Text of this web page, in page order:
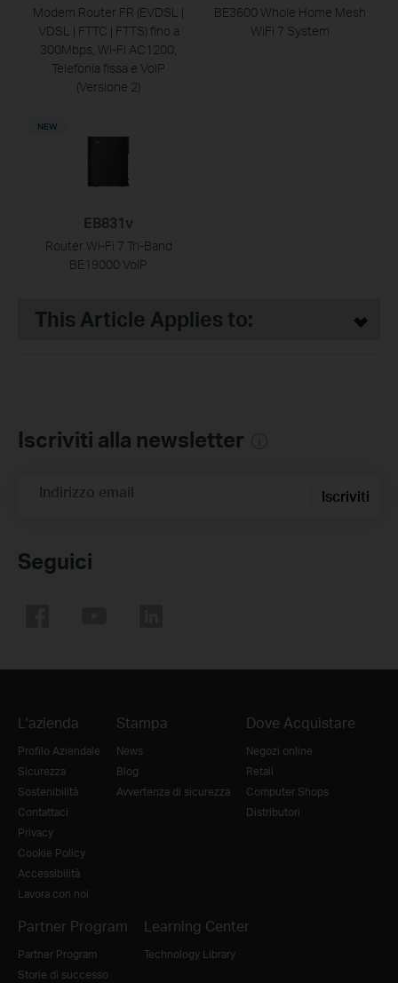
Modem Router FR (EVDSL |
VDSL | FTTC | FTTS) fino a
300Mbps, Wi-Fi AC1200,
Telefonia fissa e VoIP
(Versione 2)
BE3600 Whole Home Mesh
WiFi 7 System
EB831v
Router Wi-Fi 7 Tri-Band
BE19000 VoIP
NEW
This Article Applies to:
Iscriviti alla newsletter
Indirizzo email Iscriviti
Seguici
L'azienda
Profilo Aziendale
Sicurezza
Sostenibilità
Contattaci
Privacy
Cookie Policy
Accessibilità
Lavora con noi
Stampa
News
Blog
Avvertenza di sicurezza
Dove Acquistare
Negozi online
Retail
Computer Shops
Distributori
Partner Program
Partner Program
Storie di successo
Learning Center
Technology Library